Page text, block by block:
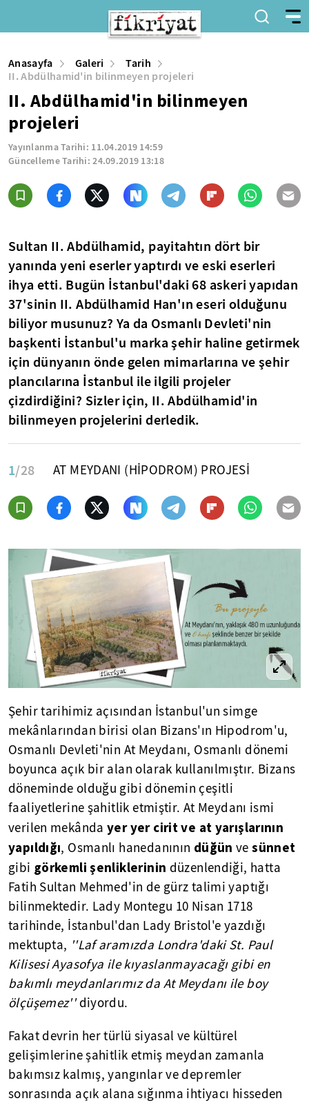
Anasayfa Galeri
Tarih
II. Abdülhamid'in bilinmeyen projeleri
II. Abdülhamid'in bilinmeyen
projeleri
Yayınlanma Tarihi: 11.04.2019 14:59
Güncelleme Tarihi:24.09.2019 13:18
Sultan II. Abdülhamid, payitahtın dört bir
yanında yeni eserler yaptırdı ve eski eserleri
ihya etti. Bugün İstanbul'daki 68 askeri yapıdan
37'sinin II. Abdülhamid Han'ın eseri olduğunu
biliyor musunuz? Ya da Osmanlı Devleti'nin
başkenti İstanbul'u marka şehir haline getirmek
için dünyanın önde gelen mimarlarına ve şehir
plancılarına İstanbul ile ilgili projeler
çizdirdiğini? Sizler için, II. Abdülhamid'in
bilinmeyen projelerini derledik.
1/28 AT MEYDANI (HİPODROM) PROJESİ
Şehir tarihimiz açısından İstanbul'un simge
mekânlarından birisi olan Bizans'ın Hipodrom'u,
Osmanlı Devleti'nin At Meydanı, Osmanlı dönemi
boyunca açık bir alan olarak kullanılmıştır. Bizans
döneminde olduğu gibi dönemin çeşitli
faaliyetlerine şahitlik etmiştir. At Meydanı ismi
verilen mekânda yer yer cirit ve at yarışlarının
yapıldığı, Osmanlı hanedanının düğün vesünnet
gibi görkemli şenliklerinin düzenlendiği, hatta
Fatih Sultan Mehmed'in de gürz talimi yaptığı
bilinmektedir. Lady Montegu 10 Nisan 1718
tarihinde, İstanbul'dan Lady Bristol'e yazdığı
mektupta, ''Laf aramızda Londra'daki St. Paul
Kilisesi Ayasofya ile kıyaslanmayacağı gibi en
bakımlı meydanlarımız da At Meydanı ile boy
ölçüşemez''diyordu.
Fakat devrin her türlü siyasal ve kültürel
gelişimlerine şahitlik etmiş meydan zamanla
bakımsız kalmış, yangınlar ve depremler
sonrasında açık alana sığınma ihtiyacı hisseden